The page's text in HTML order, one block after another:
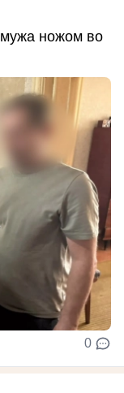
ножом во
0